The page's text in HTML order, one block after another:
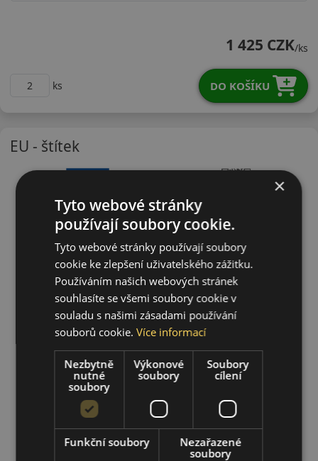
1 425 CZK/ks
ks DO KOŠÍKU
EU - štítek
×
Tyto webové stránky
používají soubory cookie.
Tyto webové stránky používají soubory
cookie ke zlepšení uživatelského zážitku.
Používáním našich webových stránek
souhlasíte se všemi soubory cookie v
souladu s našimi zásadami používání
souborů cookie.Více informací
Nezbytně
nutné
soubory
Výkonové
soubory
Soubory
cílení
Funkční soubory
Nezařazené
soubory